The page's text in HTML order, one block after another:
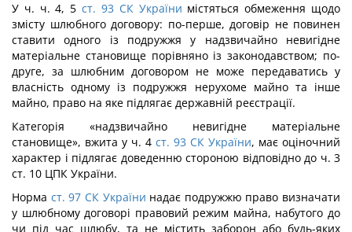
У ч. ч. 4, 5ст. 93 СК України містяться обмеження щодо
змісту шлюбного договору: по-перше, договір не повинен
ставити одного із подружжя у надзвичайно невигідне
матеріальне становище порівняно із законодавством; по-
друге, за шлюбним договором не може передаватись у
власність одному із подружжя нерухоме майно та інше
майно, право на яке підлягає державній реєстрації.
Категорія «надзвичайно невигідне матеріальне
становище», вжита у ч. 4 ст. 93 СК України, має оціночний
характер і підлягає доведенню стороною відповідно до ч. 3
ст. 10 ЦПК України.
Норма ст. 97 СК України надає подружжю право визначати
у шлюбному договорі правовий режим майна, набутого до
чи під час шлюбу, та не містить заборон або будь-яких